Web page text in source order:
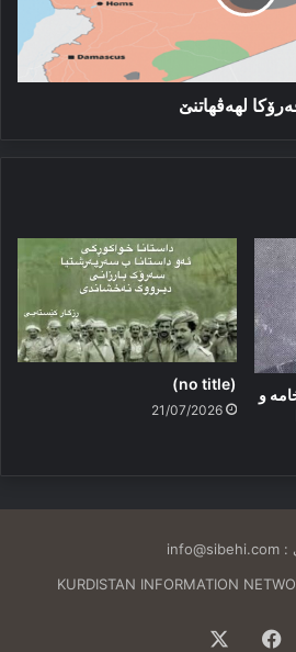
لهەڤهاتنێ
(١٩١٣-١٩٦٣) خامە و
(no title)
21/07/2026
:
info@sibehi.com
KURDISTAN INFORMATION
Facebook